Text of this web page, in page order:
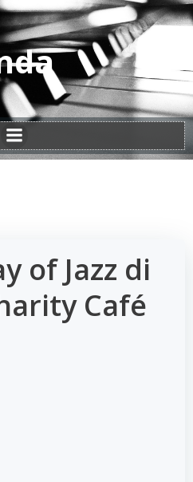
Vai
al
contenuto
of Jazz di
Café